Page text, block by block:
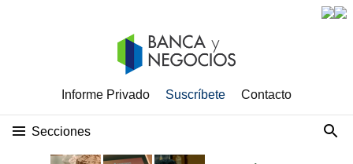
Informe Privado Suscríbete Contacto
Secciones